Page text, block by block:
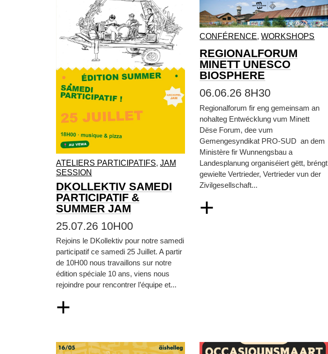
ATELIERS PARTICIPATIFS, JAM
SESSION
DKOLLEKTIV SAMEDI
PARTICIPATIF &
SUMMER JAM
25.07.26 10H00
Rejoins le DKollektiv pour notre samedi
participatif ce samedi 25 Juillet. A partir
de 10H00 nous travaillons sur notre
édition spéciale 10 ans, viens nous
rejoindre pour rencontrer l’équipe et...
+
CONFÉRENCE,WORKSHOPS
REGIONALFORUM
MINETT UNESCO
BIOSPHERE
06.06.26 8H30
Regionalforum fir eng gemeinsam an
nohalteg Entwécklung vum Minett
Dëse Forum, dee vum
Gemengesyndikat PRO-SUD an dem
Ministère fir Wunnengsbau a
Landesplanung organiséiert gëtt, bréngt
gewielte Vertrieder, Vertrieder vun der
Zivilgesellschaft...
+